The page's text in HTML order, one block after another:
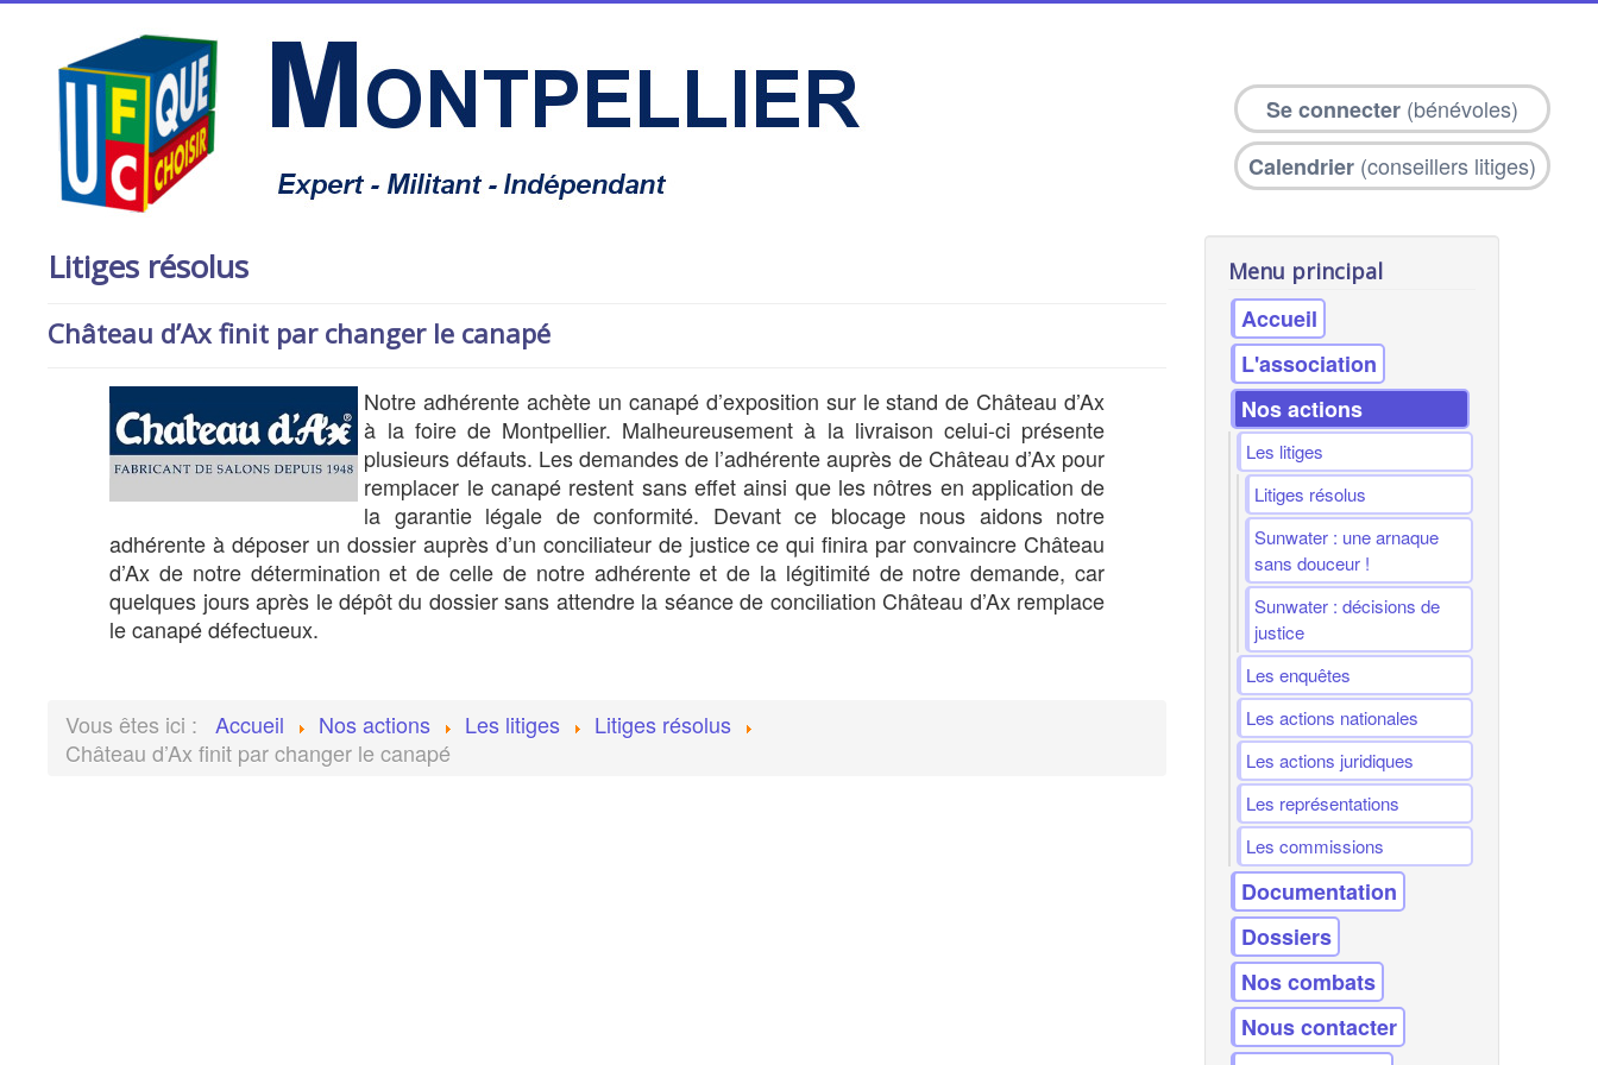
Se connecter (bénévoles)
Calendrier (conseillers litiges)
Litiges résolus
Château d’Ax finit par changer le canapé
Notre adhérente achète un canapé d’exposition sur le stand de Château d’Ax
à la foire de Montpellier. Malheureusement à la livraison celui-ci présente
plusieurs défauts. Les demandes de l’adhérente auprès de Château d’Ax pour
remplacer le canapé restent sans effet ainsi que les nôtres en application de
la garantie légale de conformité. Devant ce blocage nous aidons notre
adhérente à déposer un dossier auprès d’un conciliateur de justice ce qui finira par convaincre Château
d’Ax de notre détermination et de celle de notre adhérente et de la légitimité de notre demande, car
quelques jours après le dépôt du dossier sans attendre la séance de conciliation Château d’Ax remplace
le canapé défectueux.
Vous êtes ici : Accueil Nos actions Les litiges
Litiges résolus
Château d’Ax finit par changer le canapé
Menu principal
Accueil
L'association
Nos actions
Les litiges
Litiges résolus
Sunwater : une arnaque
sans douceur !
Sunwater : décisions de
justice
Les enquêtes
Les actions nationales
Les actions juridiques
Les représentations
Les commissions
Documentation
Dossiers
Nos combats
Nous contacter